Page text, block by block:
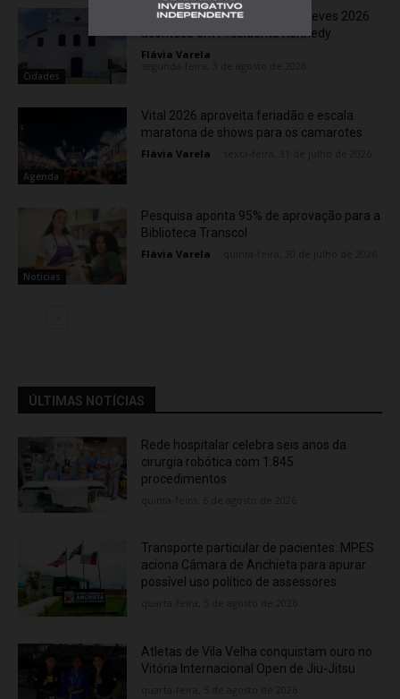
Cidades
Festa de Nossa Senhora das Neves 2026
acontece em Presidente Kennedy
Flávia Varela
Agenda
Vital 2026 aproveita feriadão e escala
maratona de shows para os camarotes
Flávia Varela
Noticias
Pesquisa aponta 95% de aprovação para a
Biblioteca Transcol
Flávia Varela
ÚLTIMAS NOTÍCIAS
Rede hospitalar celebra seis anos da
cirurgia robótica com 1.845
procedimentos
Transporte particular de pacientes: MPES
aciona Câmara de Anchieta para apurar
possível uso político de assessores
Atletas de Vila Velha conquistam ouro no
Vitória Internacional Open de Jiu-Jitsu